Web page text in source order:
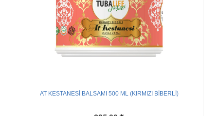
AT KESTANESİ BALSAMI 500 ML (KIRMIZI BİBERLİ)